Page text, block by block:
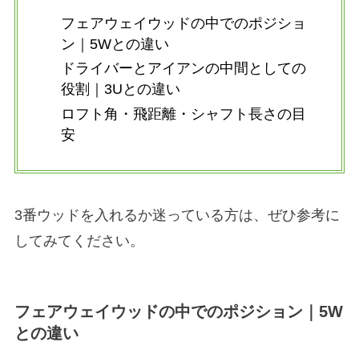
フェアウェイウッドの中でのポジショ
ン｜5Wとの違い
ドライバーとアイアンの中間としての
役割｜3Uとの違い
ロフト角・飛距離・シャフト長さの目
安
3番ウッドを入れるか迷っている方は、ぜひ参考に
してみてください。
フェアウェイウッドの中でのポジション｜5W
との違い